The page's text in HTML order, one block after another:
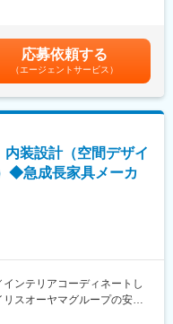
村庁など含む）・福祉施設
が中心となります。
（営業との同行）、デザイ
起案を行えること
大きく変わり、働くニーズ
も目安の金額であり、選考
月給(月額)は固定手当を含め
応募依頼する
（エージェントサービス）
内装設計（空間デザイ
◆急成長家具メーカ
ンテリアコーディネートし
スオーヤマグループの安定